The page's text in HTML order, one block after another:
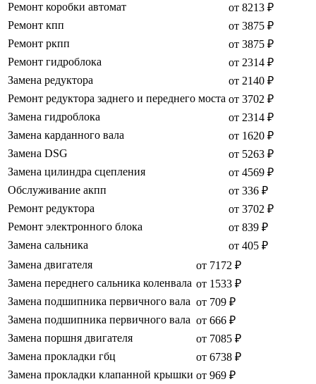
Ремонт коробки автомат
от 8213 ₽
Ремонт кпп
от 3875 ₽
Ремонт ркпп
от 3875 ₽
Ремонт гидроблока
от 2314 ₽
Замена редуктора
от 2140 ₽
Ремонт редуктора заднего и переднего моста от 3702 ₽
Замена гидроблока
от 2314 ₽
Замена карданного вала
от 1620 ₽
Замена DSG
от 5263 ₽
Замена цилиндра сцепления
от 4569 ₽
Обслуживание акпп
от 336 ₽
Ремонт редуктора
от 3702 ₽
Ремонт электронного блока
от 839 ₽
Замена сальника
от 405 ₽
Замена двигателя
от 7172 ₽
Замена переднего сальника коленвала от 1533 ₽
Замена подшипника первичного вала от 709 ₽
Замена подшипника первичного вала от 666 ₽
Замена поршня двигателя
от 7085 ₽
Замена прокладки гбц
от 6738 ₽
Замена прокладки клапанной крышки от 969 ₽